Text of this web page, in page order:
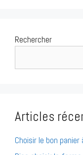
Rechercher
Articles
Choisir le bon